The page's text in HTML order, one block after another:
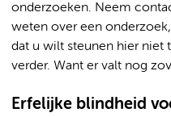
onderzoeken. Neem
weten over een
dat u wilt steunen hier niet
verder. Want er valt nog
Erfelijke blindheid